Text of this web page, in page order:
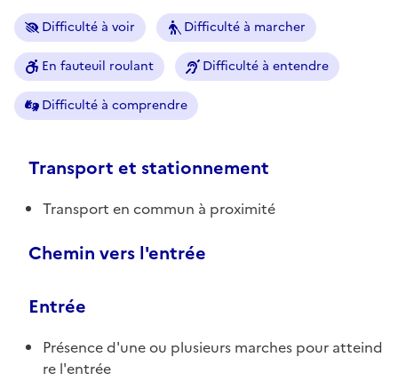
Difficulté à voir Difficulté à marcher
En fauteuil roulant Difficulté à entendre
Difficulté à comprendre
Transport et stationnement
Transport en commun à proximité
Chemin vers l'entrée
Entrée
Présence d'une ou plusieurs marches pour atteind
re l'entrée